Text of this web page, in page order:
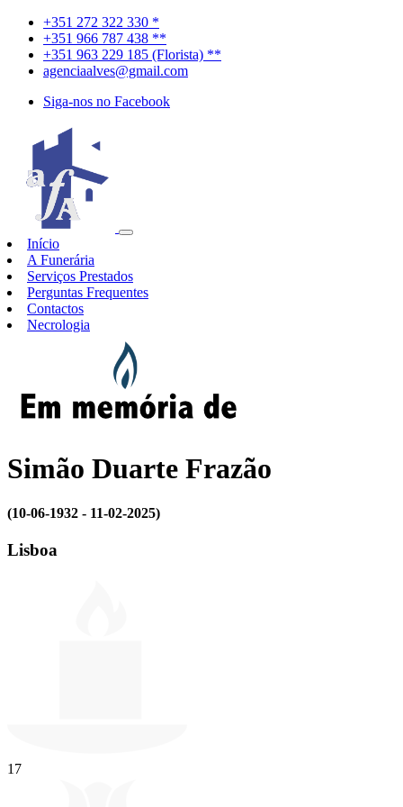
+351 272 322 330 *
+351 966 787 438 **
+351 963 229 185 (Florista) **
agenciaalves@gmail.com
Siga-nos no Facebook
Início
A Funerária
Serviços Prestados
Perguntas Frequentes
Contactos
Necrologia
Simão Duarte Frazão
(10-06-1932 - 11-02-2025)
Lisboa
17